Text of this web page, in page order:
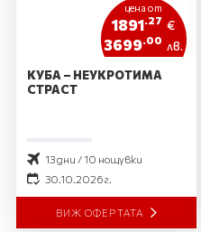
цена от
1891 .27 €
3699.00 лв.
КУБА – НЕУКРОТИМА
СТРАСТ
13 дни / 10 нощувки
30.10.2026 г.
ВИЖ ОФЕРТАТА